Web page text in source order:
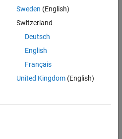
Standard Violations
Sweden (English)
Switzerland
Deutsch
English
Français
United Kingdom(English)